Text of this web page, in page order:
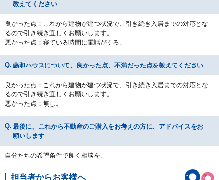
教えてください
良かった点：これから建物が建つ状況で、引き続き入居までの対応とな
るので引き続き宜しくお願いします。
悪かった点：寝ている時間に電話がくる。
藤和ハウスについて、良かった点、不満だった点を教えてください
良かった点：これから建物が建つ状況で、引き続き入居までの対応とな
るので引き続き宜しくお願いします。
悪かった点：無し。
最後に、これから不動産のご購入をお考えの方に、アドバイスをお
願いします
自分たちの希望条件で良く相談を。
担当者からお客様へ